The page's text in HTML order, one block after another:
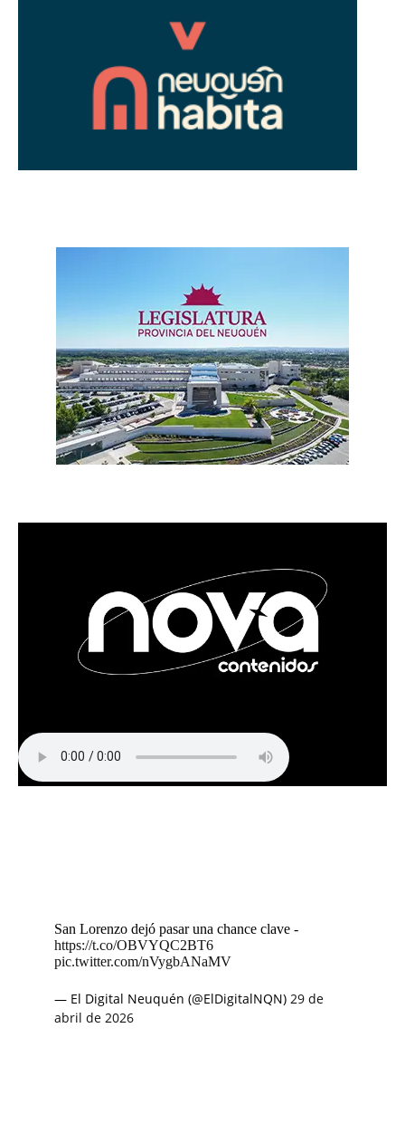
San Lorenzo dejó pasar una chance clave -
https://t.co/OBVYQC2BT6
pic.twitter.com/nVygbANaMV
— El Digital Neuquén (@ElDigitalNQN) 29 de
abril de 2026